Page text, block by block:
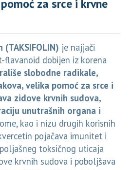
za srce i krvne
(TAKSIFOLIN) je najjači
flavanoid dobijen iz korena
slobodne radikale,
velika pomoć za srce i
zidove krvnih sudova,
unutrašnih organa i
kao i nizu drugih korisnih
pojačava imunitet i
toksičnog uticaja
krvnih sudova i poboljšava